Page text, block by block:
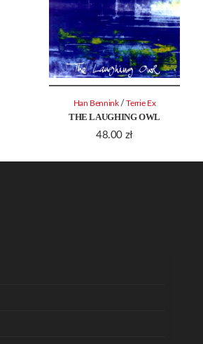
THE LAUGHING OWL
48.00 zł
Han Bennink /Terrie Ex